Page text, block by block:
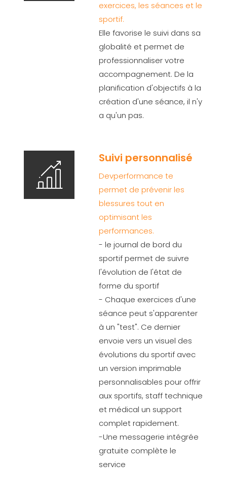
exercices, les séances et le
sportif.
Elle favorise le suivi dans sa
globalité et permet de
professionnaliser votre
accompagnement. De la
planification d'objectifs à la
création d'une séance, il n'y
a qu'un pas.
Suivi personnalisé
Devperformance te
permet de prévenir les
blessures tout en
optimisant les
performances.
- le journal de bord du
sportif permet de suivre
l'évolution de l'état de
forme du sportif
- Chaque exercices d'une
séance peut s'apparenter
à un "test". Ce dernier
envoie vers un visuel des
évolutions du sportif avec
un version imprimable
personnalisables pour offrir
aux sportifs, staff technique
et médical un support
complet rapidement.
-Une messagerie intégrée
gratuite complète le
service